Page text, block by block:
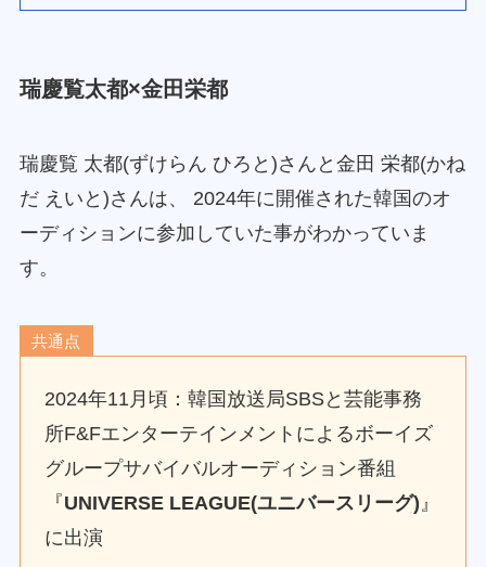
瑞慶覧太都×金田栄都
瑞慶覧 太都(ずけらん ひろと)さんと金田 栄都(かね
だ えいと)さんは、 2024年に開催された韓国のオ
ーディションに参加していた事がわかっていま
す。
共通点
2024年11月頃：韓国放送局SBSと芸能事務
所F&Fエンターテインメントによるボーイズ
グループサバイバルオーディション番組
『UNIVERSE LEAGUE(ユニバースリーグ) 』
に出演